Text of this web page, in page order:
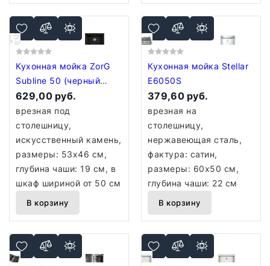
Кухонная мойка ZorG
Subline 50 (черный
опал)
629,00 руб.
врезная под
столешницу,
искусственный камень,
размеры: 53x46 см,
глубина чаши: 19 см, в
шкаф шириной от 50 см
В корзину
Кухонная мойка Stellar
E6050S
379,60 руб.
врезная на
столешницу,
нержавеющая сталь,
фактура: сатин,
размеры: 60x50 см,
глубина чаши: 22 см
В корзину